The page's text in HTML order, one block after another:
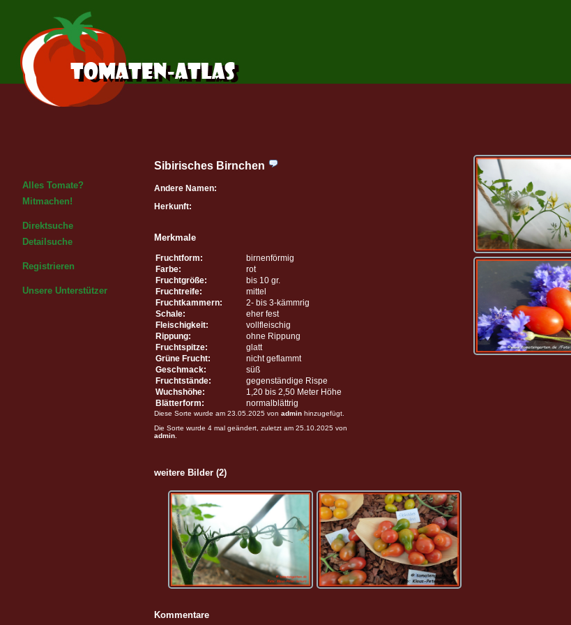
Alles Tomate?
Mitmachen!
Direktsuche
Detailsuche
Registrieren
Unsere Unterstützer
Sibirisches Birnchen
Andere Namen:
Herkunft:
Merkmale
Fruchtform:
birnenförmig
Farbe:
rot
Fruchtgröße:
bis 10 gr.
Fruchtreife:
mittel
Fruchtkammern:
2- bis 3-kämmrig
Schale:
eher fest
Fleischigkeit:
vollfleischig
Rippung:
ohne Rippung
Fruchtspitze:
glatt
Grüne Frucht:
nicht geflammt
Geschmack:
süß
Fruchtstände:
gegenständige Rispe
Wuchshöhe:
1,20 bis 2,50 Meter Höhe
Blätterform:
normalblättrig
Diese Sorte wurde am 23.05.2025 von admin hinzugefügt.
Die Sorte wurde 4 mal geändert, zuletzt am 25.10.2025 von
admin
weitere Bilder (2)
Kommentare